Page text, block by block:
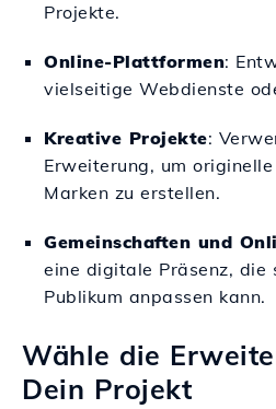
Projekte.
Online-Plattformen:
vielseitige Webdienste
Kreative Projekte:
Erweiterung, um
Marken zu erstellen.
Gemeinschaften und
eine digitale Präsenz, die
Publikum anpassen kann.
Wähle die
Dein Projekt